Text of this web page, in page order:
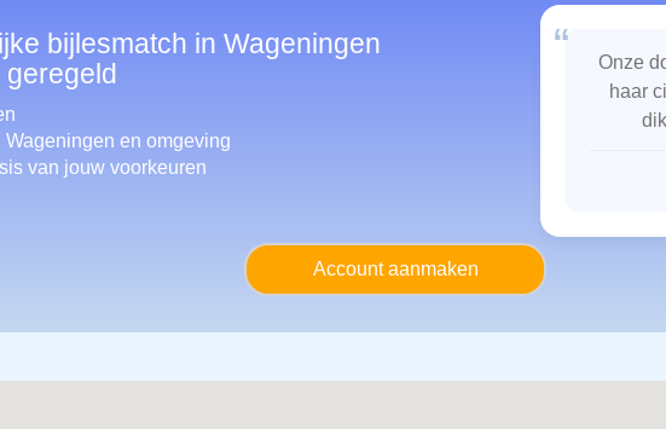
bijlesmatch in Wageningen
Wageningen en omgeving
van jouw voorkeuren
“
Onze
haar
Account aanmaken